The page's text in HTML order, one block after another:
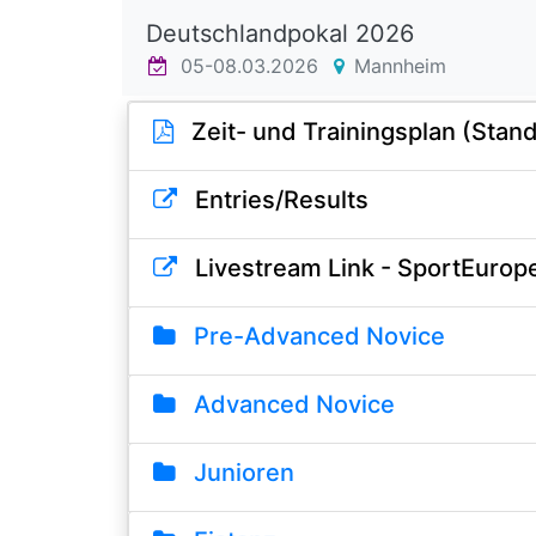
Deutschlandpokal 2026
05-08.03.2026 Mannheim
Zeit- und Trainingsplan
Entries/Results
Livestream Link -
Pre-Advanced Novice
Advanced Novice
Junioren